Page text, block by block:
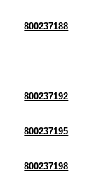
800237188
800237192
800237195
800237198